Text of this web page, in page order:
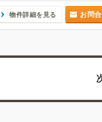
物件詳細を見る お問